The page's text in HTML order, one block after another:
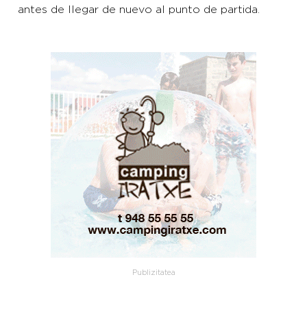
antes de llegar de nuevo al punto de partida.
Publizitatea